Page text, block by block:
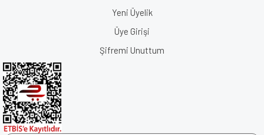
Yeni Üyelik
Üye Girişi
Şifremi Unuttum